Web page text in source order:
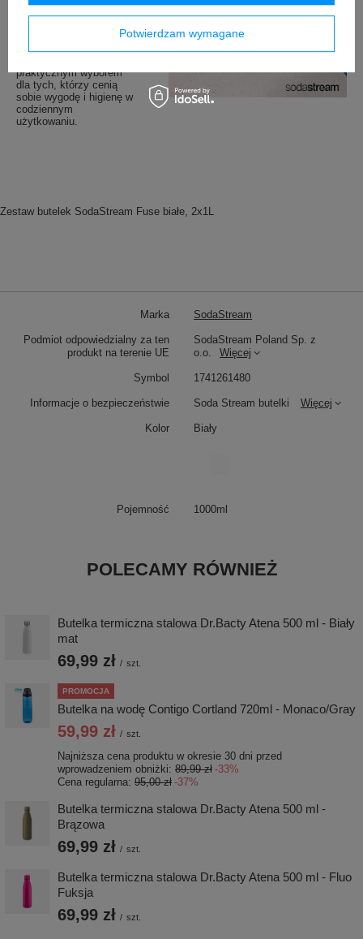
pozwala na długotrwałe
zachowanie ich w
praktycznym wyborem
dla tych, którzy cenią
sobie wygodę i higienę w
codziennym
użytkowaniu.
Zestaw butelek SodaStream Fuse białe, 2x1L
Marka SodaStream
Podmiot odpowiedzialny za ten
produkt na terenie UE
SodaStream Poland Sp. z
o.o.
Więcej
Symbol 1741261480
Informacje o bezpieczeństwie Soda Stream butelki Więcej
Kolor Biały
Pojemność 1000ml
POLECAMY RÓWNIEŻ
Butelka termiczna stalowa Dr.Bacty Atena 500 ml - Biały
mat
69,99 zł / szt.
PROMOCJA
Butelka na wodę Contigo Cortland 720ml - Monaco/Gray
59,99 zł / szt.
Najniższa cena produktu w okresie 30 dni przed
wprowadzeniem obniżki: 89,99 zł -33%
Cena regularna: 95,00 zł -37%
Butelka termiczna stalowa Dr.Bacty Atena 500 ml -
Brązowa
69,99 zł / szt.
Butelka termiczna stalowa Dr.Bacty Atena 500 ml - Fluo
Fuksja
69,99 zł / szt.
Potwierdzam wymagane